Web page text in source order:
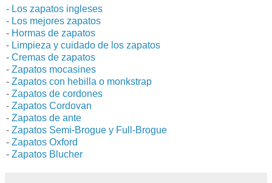
- Los zapatos ingleses
- Los mejores zapatos
- Hormas de zapatos
- Limpieza y cuidado de los zapatos
- Cremas de zapatos
- Zapatos mocasines
- Zapatos con hebilla o monkstrap
- Zapatos de cordones
- Zapatos Cordovan
- Zapatos de ante
- Zapatos Semi-Brogue y Full-Brogue
- Zapatos Oxford
- Zapatos Blucher